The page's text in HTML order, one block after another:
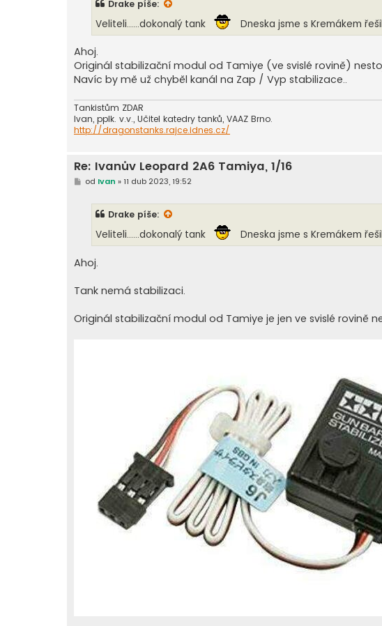
Drake píše:
Veliteli......dokonalý tank Dneska jsme s Kremákem
Ahoj.
Originál stabilizační modul od Tamiye (ve svislé rovině)
Navíc by mě už chyběl kanál na Zap / Vyp stabilizace..
Tankistům ZDAR
Ivan, pplk. v.v., Učitel katedry tanků, VAAZ Brno.
http://dragonstanks.rajce.idnes.cz/
Re: Ivanův Leopard 2A6 Tamiya, 1/16
Pod Ivan » 11 dub 2023, 19:52
Drake píše:
Veliteli......dokonalý tank Dneska jsme s Kremákem
Ahoj.
Tank nemá stabilizaci.
Originál stabilizační modul od Tamiye je jen ve svislé rovině